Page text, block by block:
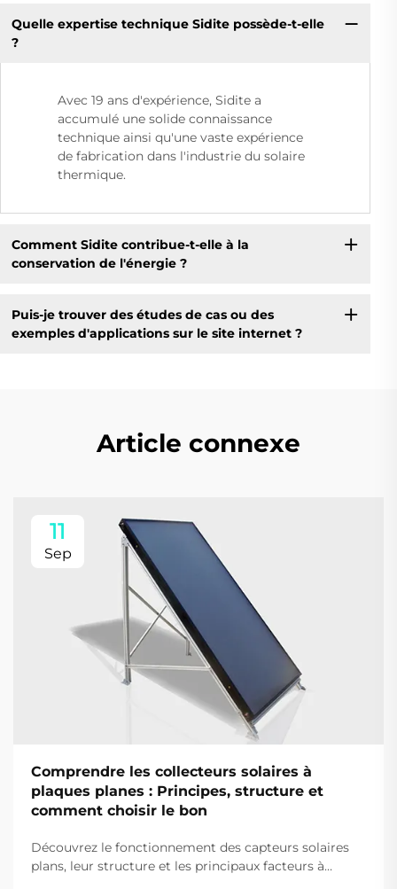
Quelle expertise technique Sidite possède-t-elle
?
Avec 19 ans d'expérience, Sidite a
accumulé une solide connaissance
technique ainsi qu'une vaste expérience
de fabrication dans l'industrie du solaire
thermique.
Comment Sidite contribue-t-elle à la
conservation de l'énergie ?
Puis-je trouver des études de cas ou des
exemples d'applications sur le site internet ?
Article connexe
11
Sep
Comprendre les collecteurs solaires à
plaques planes : Principes, structure et
comment choisir le bon
Découvrez le fonctionnement des capteurs solaires
plans, leur structure et les principaux facteurs à